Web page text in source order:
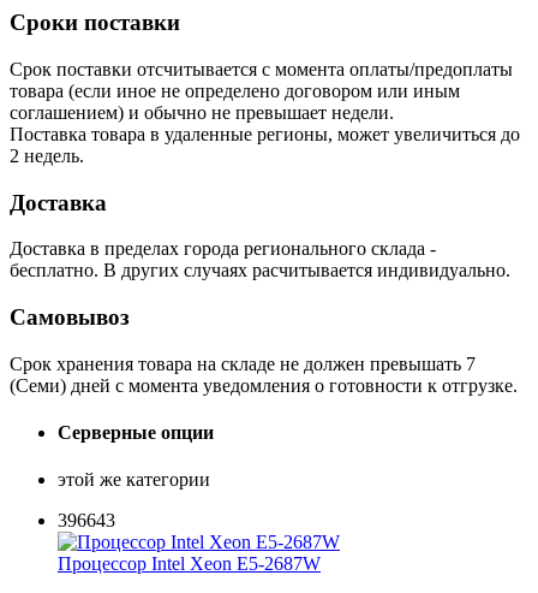
Сроки поставки
Срок поставки отсчитывается с момента оплаты/предоплаты
товара (если иное не определено договором или иным
соглашением) и обычно не превышает недели.
Поставка товара в удаленные регионы, может увеличиться до
2 недель.
Доставка
Доставка в пределах города регионального склада -
бесплатно. В других случаях расчитывается индивидуально.
Самовывоз
Срок хранения товара на складе не должен превышать 7
(Семи) дней с момента уведомления о готовности к отгрузке.
Серверные опции
этой же категории
396643
Процессор Intel Xeon E5-2687W